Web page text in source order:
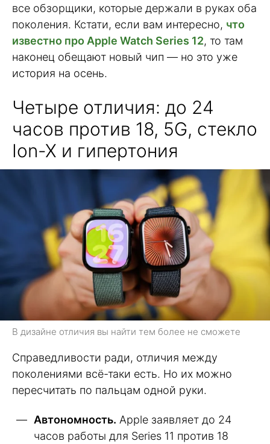
все обзорщики, которые держали в руках оба
поколения. Кстати, если вам интересно, что
известно про Apple Watch Series 12, то там
наконец обещают новый чип — но это уже
история на осень.
Четыре отличия: до 24
часов против 18, 5G, стекло
Ion-X и гипертония
В дизайне отличия вы найти тем более не сможете
Справедливости ради, отличия между
поколениями всё-таки есть. Но их можно
пересчитать по пальцам одной руки.
Автономность. Apple заявляет до 24
часов работы для Series 11 против 18